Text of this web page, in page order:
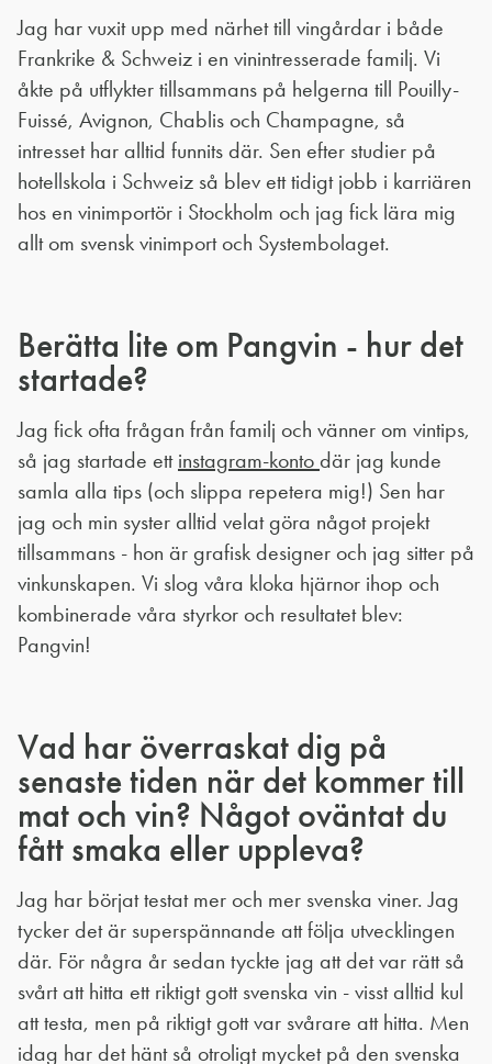
Jag har vuxit upp med närhet till vingårdar i både
Frankrike & Schweiz i en vinintresserade familj. Vi
åkte på utflykter tillsammans på helgerna till Pouilly-
Fuissé, Avignon, Chablis och Champagne, så
intresset har alltid funnits där. Sen efter studier på
hotellskola i Schweiz så blev ett tidigt jobb i karriären
hos en vinimportör i Stockholm och jag fick lära mig
allt om svensk vinimport och Systembolaget.
Berätta lite om Pangvin - hur det
startade?
Jag fick ofta frågan från familj och vänner om vintips,
så jag startade ett instagram-konto där jag kunde
samla alla tips (och slippa repetera mig!) Sen har
jag och min syster alltid velat göra något projekt
tillsammans - hon är grafisk designer och jag sitter på
vinkunskapen. Vi slog våra kloka hjärnor ihop och
kombinerade våra styrkor och resultatet blev:
Pangvin!
Vad har överraskat dig på
senaste tiden när det kommer till
mat och vin? Något oväntat du
fått smaka eller uppleva?
Jag har börjat testat mer och mer svenska viner. Jag
tycker det är superspännande att följa utvecklingen
där. För några år sedan tyckte jag att det var rätt så
svårt att hitta ett riktigt gott svenska vin - visst alltid kul
att testa, men på riktigt gott var svårare att hitta. Men
idag har det hänt så otroligt mycket på den svenska